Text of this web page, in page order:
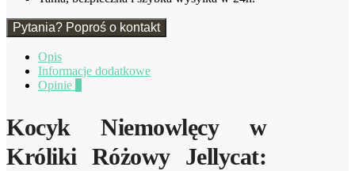
Pytania? Poproś o kontakt
Opis
Informacje dodatkowe
Opinie
Kocyk Niemowlęcy w
Króliki Różowy Jellycat: